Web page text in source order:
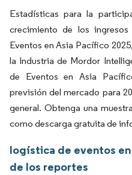
Estadísticas para la
crecimiento de los
Eventos en Asia Pacífico
la Industria de Mordor
de Eventos en Asia
previsión del mercado para
general. Obtenga una
como descarga gratuita de
logística de eventos
de los reportes